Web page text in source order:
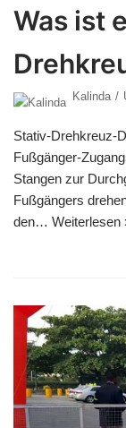
Was ist
Kalinda
Stativ-Drehkreuz-
Fußgänger-
Stangen zur
Fußgängers
den… Weiterlesen